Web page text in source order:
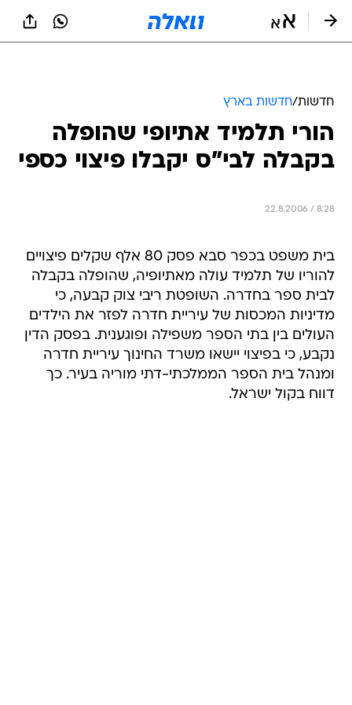
חדשות/חדשות בארץ
הורי תלמיד אתיופי שהופלה
בקבלה לבי"ס יקבלו פיצוי כספי
22.8.2006 / 8:28
בית משפט בכפר סבא פסק 80 אלף שקלים פיצויים
להוריו של תלמיד עולה מאתיופיה, שהופלה בקבלה
לבית ספר בחדרה. השופטת ריבי צוק קבעה, כי
מדיניות המכסות של עיריית חדרה לפזר את הילדים
העולים בין בתי הספר משפילה ופוגענית. בפסק הדין
נקבע, כי בפיצוי יישאו משרד החינוך עיריית חדרה
ומנהל בית הספר הממלכתי-דתי מוריה בעיר. כך
דווח בקול ישראל.